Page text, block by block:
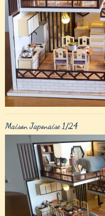
Maison Japonaise 1/24